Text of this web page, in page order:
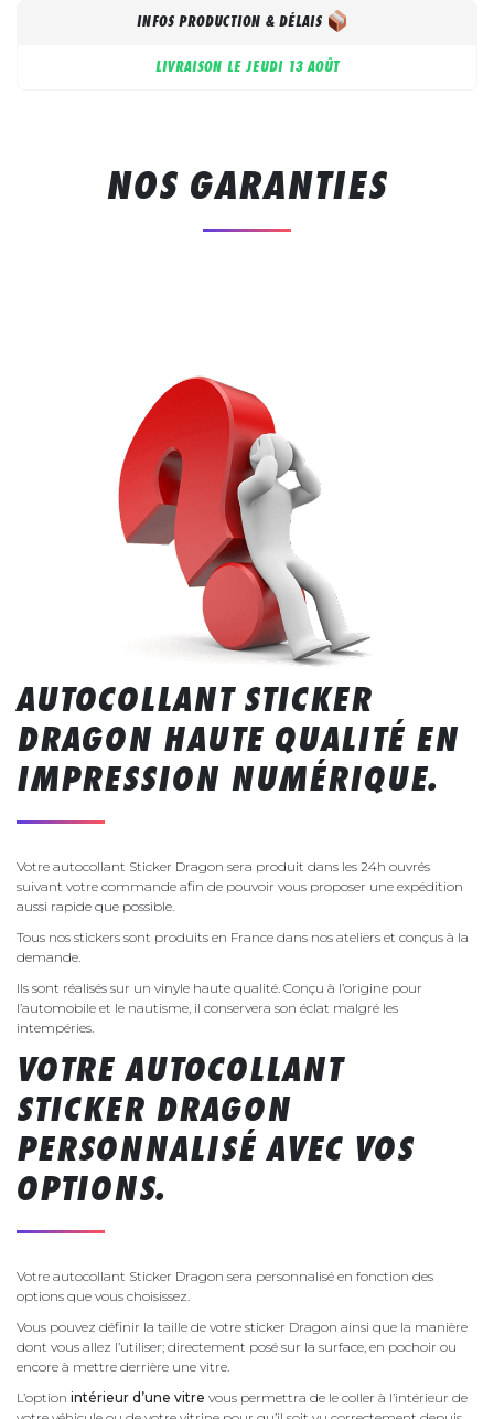
INFOS PRODUCTION & DÉLAIS
LIVRAISON LEJEUDI 13 AOÛT
NOS GARANTIES
AUTOCOLLANT STICKER
DRAGON HAUTE QUALITÉ EN
IMPRESSION NUMÉRIQUE.
Votre autocollant Sticker Dragon sera produit dans les 24h ouvrés
suivant votre commande afin de pouvoir vous proposer une expédition
aussi rapide que possible.
Tous nos stickers sont produits en France dans nos ateliers et conçus à la
demande.
Ils sont réalisés sur un vinyle haute qualité. Conçu à l’origine pour
l’automobile et le nautisme, il conservera son éclat malgré les
intempéries.
VOTRE AUTOCOLLANT
STICKER DRAGON
PERSONNALISÉ AVEC VOS
OPTIONS.
Votre autocollant Sticker Dragon sera personnalisé en fonction des
options que vous choisissez.
Vous pouvez définir la taille de votre sticker Dragon ainsi que la manière
dont vous allez l’utiliser; directement posé sur la surface, en pochoir ou
encore à mettre derrière une vitre.
L’option intérieur d’une vitre vous permettra de le coller à l’intérieur de